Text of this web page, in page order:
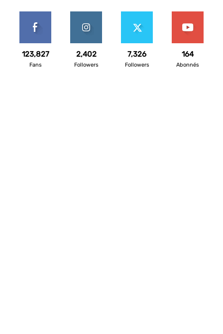
123,827
Fans
2,402
Followers
7,326
Followers
164
Abonnés